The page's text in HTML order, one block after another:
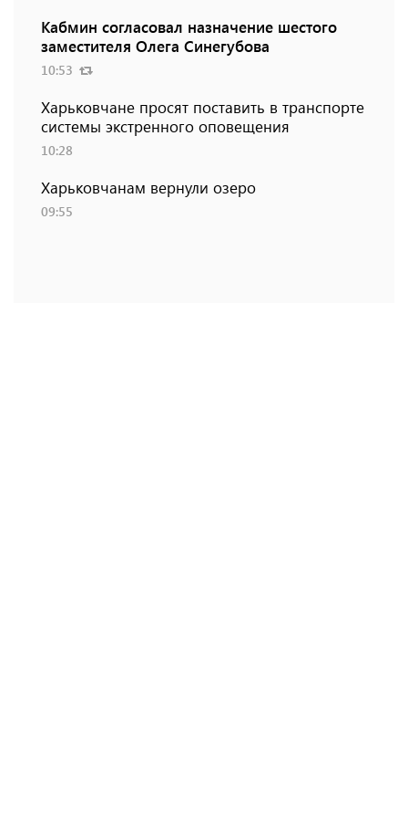
Кабмин согласовал назначение шестого
заместителя Олега Синегубова
10:53
Харьковчане просят поставить в транспорте
системы экстренного оповещения
10:28
Харьковчанам вернули озеро
09:55